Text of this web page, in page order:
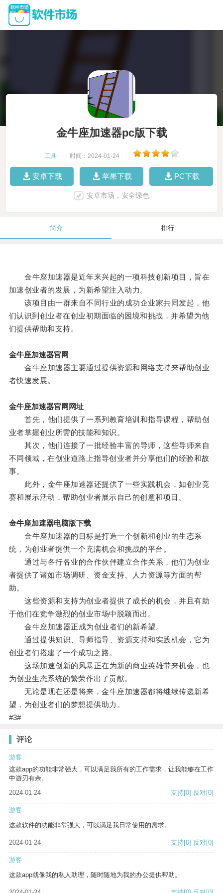
金牛座加速器pc版下载
工具 时间：2024-01-24
安卓下载 苹果下载 PC下载
安卓市场，安全绿色
简介 排行
金牛座加速器是近年来兴起的一项科技创新项目，旨在
加速创业者的发展，为新希望注入动力。
该项目由一群来自不同行业的成功企业家共同发起，他
们认识到创业者在创业初期面临的困境和挑战，并希望为他
们提供帮助和支持。
金牛座加速器官网
金牛座加速器主要通过提供资源和网络支持来帮助创业
者快速发展。
金牛座加速器官网网址
首先，他们提供了一系列教育培训和指导课程，帮助创
业者掌握创业所需的技能和知识。
其次，他们连接了一批经验丰富的导师，这些导师来自
不同领域，在创业道路上指导创业者并分享他们的经验和故
事。
此外，金牛座加速器还提供了一些实践机会，如创业竞
赛和展示活动，帮助创业者展示自己的创意和项目。
金牛座加速器电脑版下载
金牛座加速器的目标是打造一个创新和创业的生态系
统，为创业者提供一个充满机会和挑战的平台。
通过与各行各业的合作伙伴建立合作关系，他们为创业
者提供了诸如市场调研、资金支持、人力资源等方面的帮
助。
这些资源和支持为创业者提供了成长的机会，并且有助
于他们在竞争激烈的创业市场中脱颖而出。
金牛座加速器正成为创业者们的新希望。
通过提供知识、导师指导、资源支持和实践机会，它为
创业者们搭建了一个成功之路。
这场加速创新的风暴正在为新的商业英雄带来机会，也
为创业生态系统的繁荣作出了贡献。
无论是现在还是将来，金牛座加速器都将继续传递新希
望，为创业者们的梦想提供助力。
#3#
评论
游客
这款app的功能非常强大，可以满足我所有的工作需求，让我能够在工作
中游刃有余。
2024-01-24
支持[0] 反对[0]
游客
这款软件的功能非常强大，可以满足我日常使用的需求。
2024-01-24 支持[0] 反对[0]
游客
这款app就像我的私人助理，随时随地为我的办公提供帮助。